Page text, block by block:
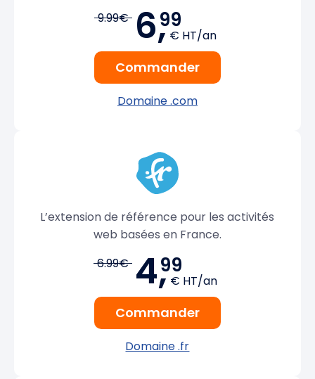
9.99€ 6,99
€ HT/an
Commander
Domaine .com
L’extension de référence pour les activités
web basées en France.
6.99€ 4,99
€ HT/an
Commander
Domaine .fr